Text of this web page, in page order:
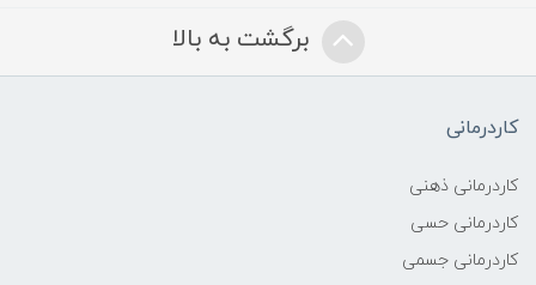
برگشت به بالا
کاردرمانی
کاردرمانی ذهنی
کاردرمانی حسی
کاردرمانی جسمی